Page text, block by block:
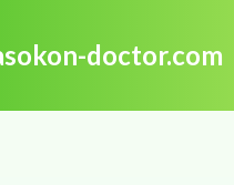
doctor.com